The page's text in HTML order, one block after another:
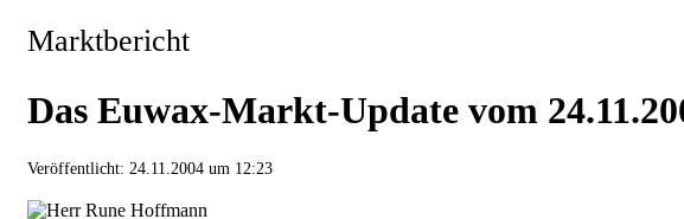
Marktbericht
Das Euwax-Markt-Update vom
Veröffentlicht: 24.11.2004 um 12:23